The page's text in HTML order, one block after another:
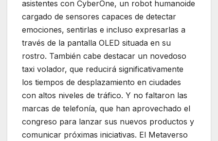
asistentes con CyberOne, un robot humanoide
cargado de sensores capaces de detectar
emociones, sentirlas e incluso expresarlas a
través de la pantalla OLED situada en su
rostro. También cabe destacar un novedoso
taxi volador, que reducirá significativamente
los tiempos de desplazamiento en ciudades
con altos niveles de tráfico. Y no faltaron las
marcas de telefonía, que han aprovechado el
congreso para lanzar sus nuevos productos y
comunicar próximas iniciativas. El Metaverso